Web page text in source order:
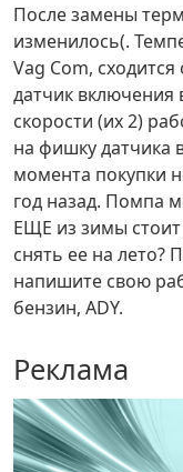
После замены
изменилось(.
Vag Cоm,
датчик включения
скорости (их 2)
на фишку датчика
момента покупки
год назад. Помпа
ЕЩЕ из зимы
снять ее на
напишите свою
бензин, ADY.
Реклама